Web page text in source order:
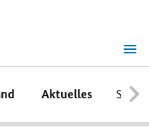
Aktuelles